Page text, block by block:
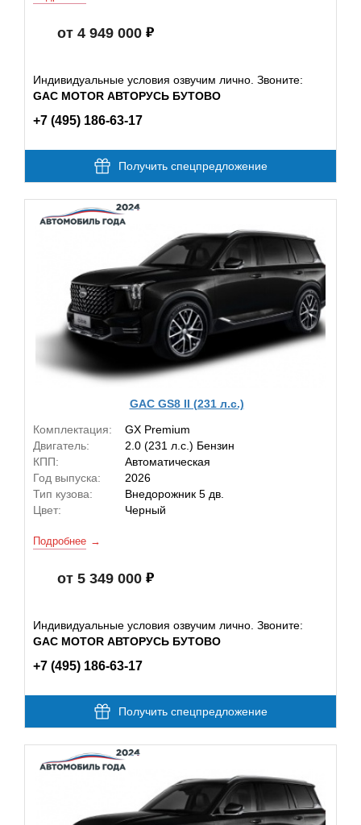
от 4 949 000
Индивидуальные условия озвучим лично. Звоните:
GAC MOTOR АВТОРУСЬ БУТОВО
+7 (495) 186-63-17
Получить спецпредложение
GAC GS8 II (231 л.с.)
Комплектация:
GX Premium
Двигатель:
2.0 (231 л.с.) Бензин
КПП:
Автоматическая
Год выпуска:
2026
Тип кузова:
Внедорожник 5 дв.
Цвет:
Черный
Подробнее
от 5 349 000
Индивидуальные условия озвучим лично. Звоните:
GAC MOTOR АВТОРУСЬ БУТОВО
+7 (495) 186-63-17
Получить спецпредложение